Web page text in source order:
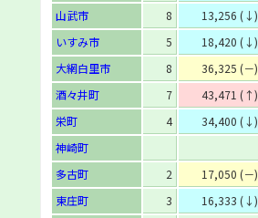
山武市
8 13,256 (↓)
いすみ市
5 18,420 (↓)
大網白里市
8 36,325 (－)
酒々井町
7 43,471 (↑)
栄町
4 34,400 (↓)
神崎町
多古町
2 17,050 (－)
東庄町
3 16,333 (↓)